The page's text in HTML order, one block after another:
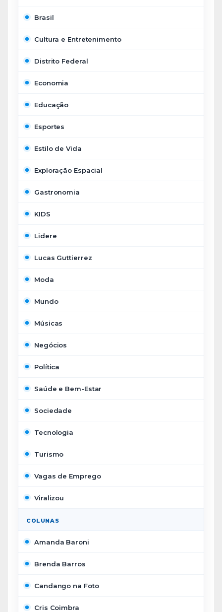
Brasil
Cultura e Entretenimento
Distrito Federal
Economia
Educação
Esportes
Estilo de Vida
Exploração Espacial
Gastronomia
KIDS
Lidere
Lucas Guttierrez
Moda
Mundo
Músicas
Negócios
Política
Saúde e Bem-Estar
Sociedade
Tecnologia
Turismo
Vagas de Emprego
Viralizou
COLUNAS
Amanda Baroni
Brenda Barros
Candango na Foto
Cris Coimbra